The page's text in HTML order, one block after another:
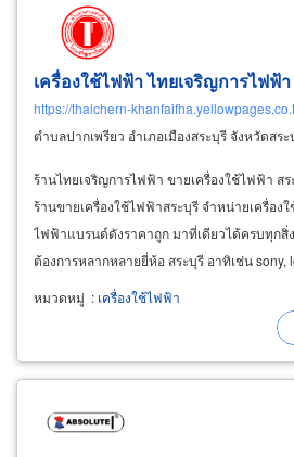
เครื่องใช้ไฟฟ้า ไทยเจริญการไฟฟ้
https://thaichern-
ตำบลปากเพรียว อำเภอเมืองสระบุรี จังหวัดสร
ร้านไทยเจริญการไฟฟ้า ขายเครื่องใช้ไฟฟ้า สร
ร้านขายเครื่องใช้ไฟฟ้าสระบุรี จำหน่ายเครื่องใ
ไฟฟ้าแบรนด์ดังราคาถูก มาที่เดียวได้ครบทุกสิ่
ต้องการหลากหลายยี่ห้อ สระบุรี อาทิเช่น sony,
toshiba, mitsubishi, central air, sharp, aj, tefal,
philips สินค้าเครื่องใช้ไฟฟ้ารุ่นใหม่ล่าสุด ร้าน
หมวดหมู่ : เครื่องใช้ไฟฟ้า